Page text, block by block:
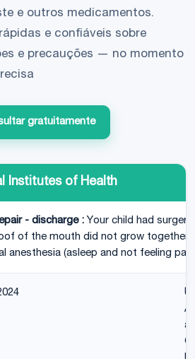
e outros medicamentos.
e confiáveis sobre
e precauções — no momento
gratuitamente
Institutes of Health
- discharge : Your child had
of the mouth did not grow together
anesthesia (asleep and not feeling